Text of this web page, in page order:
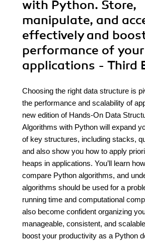
with Python. Store,
manipulate, and
effectively and
performance of your
applications - Third
Choosing the right data structure is
the performance and scalability of
new edition of Hands-On Data
Algorithms with Python will expand
of key structures, including stacks,
and also show you how to apply
heaps in applications. You’ll learn
compare Python algorithms, and
algorithms should be used for a
running time and computational
also become confident organizing
manageable, consistent, and
boost your productivity as a Python